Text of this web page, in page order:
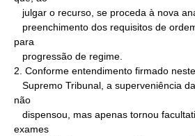
para
2. Conforme entendimento firmado neste
não
exames